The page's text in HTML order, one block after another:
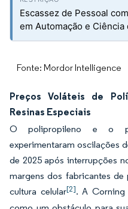
Escassez de Pessoal
em Automação e Ciência
Fonte: Mordor Intelligence
Preços Voláteis de
Resinas Especiais
O polipropileno e o
experimentaram oscilações
de 2025 após interrupções
margens dos fabricantes
cultura celular[2]. A Corning